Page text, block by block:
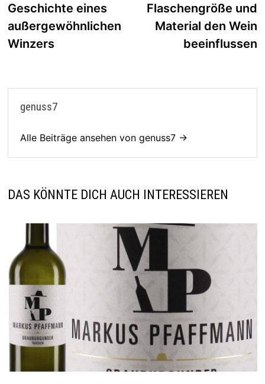
Geschichte eines
außergewöhnlichen
Winzers
Flaschengröße und
Material den Wein
beeinflussen
genuss7
Alle Beiträge ansehen von genuss7 →
DAS KÖNNTE DICH AUCH INTERESSIEREN